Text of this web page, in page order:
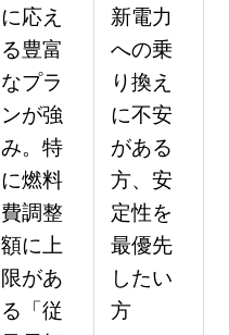
に応え
る豊富
なプラ
ンが強
み。特
に燃料
費調整
額に上
限があ
る「従
新電力
への乗
り換え
に不安
がある
方、安
定性を
最優先
したい
方